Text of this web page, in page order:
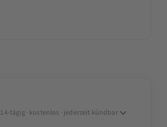
14-tägig · kostenlos · jederzeit kündbar